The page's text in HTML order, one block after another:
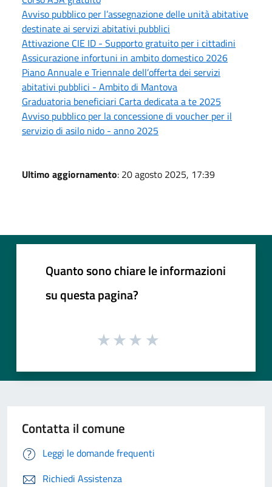
Avviso pubblico per l’assegnazione delle unità abitative
destinate ai servizi abitativi pubblici
Attivazione CIE ID - Supporto gratuito per i cittadini
Assicurazione infortuni in ambito domestico 2026
Piano Annuale e Triennale dell’offerta dei servizi
abitativi pubblici - Ambito di Mantova
Graduatoria beneficiari Carta dedicata a te 2025
Avviso pubblico per la concessione di voucher per il
servizio di asilo nido - anno 2025
Ultimo aggiornamento: 20 agosto 2025, 17:39
Quanto sono chiare le informazioni
su questa pagina?
Contatta il comune
Leggi le domande frequenti
Richiedi Assistenza